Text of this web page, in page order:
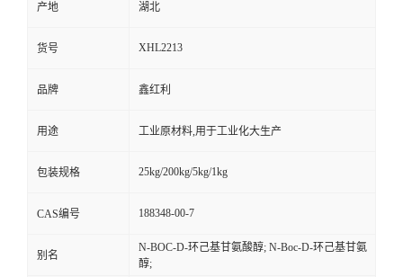
产地 湖北
货号 XHL2213
品牌 鑫红利
用途 工业原材料,用于工业化大生产
包装规格 25kg/200kg/5kg/1kg
CAS编号 188348-00-7
别名
N-BOC-D-环己基甘氨酸醇; N-Boc-D-环己基甘氨
醇;